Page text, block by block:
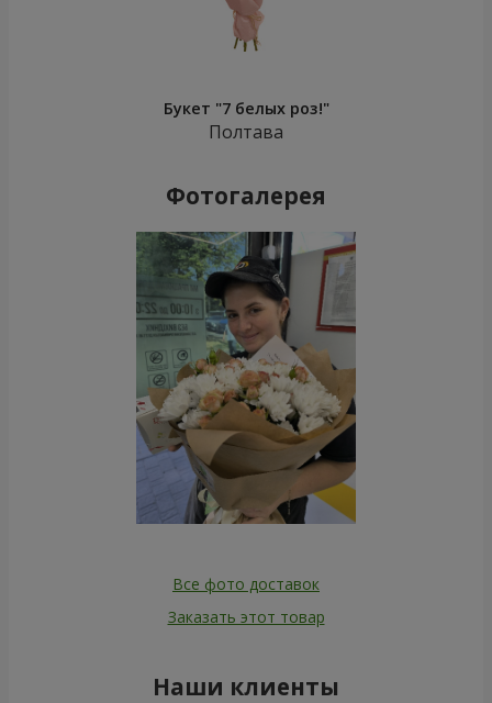
Букет "7 белых роз!"
Полтава
Фотогалерея
Все фото доставок
Заказать этот товар
Наши клиенты